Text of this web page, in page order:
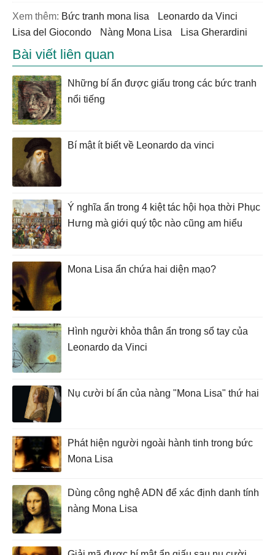
Xem thêm: bức tranh mona lisa
Leonardo da Vinci
Lisa del Giocondo
nàng Mona Lisa Lisa Gherardini
Bài viết liên quan
Những bí ẩn được giấu trong các bức tranh
nổi tiếng
Bí mật ít biết về Leonardo da vinci
Ý nghĩa ẩn trong 4 kiệt tác hội họa thời Phục
Hưng mà giới quý tộc nào cũng am hiểu
Mona Lisa ẩn chứa hai diện mạo?
Hình người khỏa thân ẩn trong sổ tay của
Leonardo da Vinci
Nụ cười bí ẩn của nàng "Mona Lisa" thứ hai
Phát hiện người ngoài hành tinh trong bức
Mona Lisa
Dùng công nghệ ADN để xác định danh tính
nàng Mona Lisa